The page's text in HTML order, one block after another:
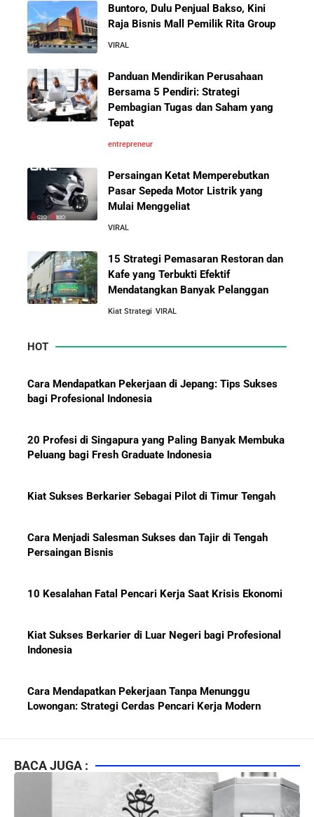
Kacau
10 Kiat Aman Memulai Bisnis dari Nol: Panduan
Lengkap untuk Pemula
5 Alasan Kenapa Bekerja di Perusahaan Orang Lain
Sebelum Memulai Usaha Sendiri Adalah Langkah
5 Alasan Kenapa Kamu Harus Bekerja di Perusahaan
Orang Lain Sebelum Bikin Bisnis Sendiri
Besar
Jurus-Jurus Bisnis UMKM Agar Bertahan Saat Krisis
Ekonomi dan Penjualan Turun
Mengapa Orang Kaya Justru Menambah Aset Saat
Buntoro, Dulu Penjual Bakso, Kini
Raja Bisnis Mall Pemilik Rita Group
VIRAL
Panduan Mendirikan Perusahaan
Bersama 5 Pendiri: Strategi
Pembagian Tugas dan Saham yang
Tepat
entrepreneur
Persaingan Ketat Memperebutkan
Pasar Sepeda Motor Listrik yang
Mulai Menggeliat
VIRAL
15 Strategi Pemasaran Restoran dan
Kafe yang Terbukti Efektif
Mendatangkan Banyak Pelanggan
Kiat Strategi VIRAL
HOT
Cara Mendapatkan Pekerjaan di Jepang: Tips Sukses
bagi Profesional Indonesia
20 Profesi di Singapura yang Paling Banyak Membuka
Peluang bagi Fresh Graduate Indonesia
Kiat Sukses Berkarier Sebagai Pilot di Timur Tengah
Cara Menjadi Salesman Sukses dan Tajir di Tengah
Persaingan Bisnis
10 Kesalahan Fatal Pencari Kerja Saat Krisis Ekonomi
Kiat Sukses Berkarier di Luar Negeri bagi Profesional
Indonesia
Cara Mendapatkan Pekerjaan Tanpa Menunggu
Lowongan: Strategi Cerdas Pencari Kerja Modern
bagi Fresh Graduate
10 Lembaga Sertifikasi IT Paling Terkenal di Dunia dan
BACA JUGA :